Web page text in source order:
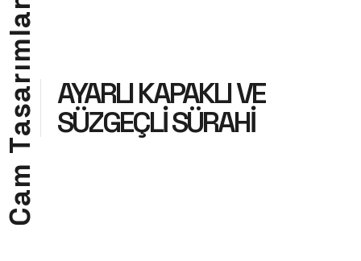
C
a
m
T
a
s
a
r
ı
m
l
a
r
AYARLI KAPAKLI VE
SÜZGEÇLİ SÜRAHİ